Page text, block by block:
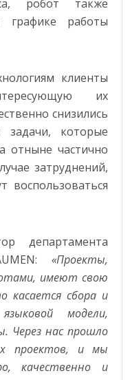
робот также
работы
клиенты
их
снизились
задачи, которые
отныне частично
затруднений,
воспользоваться
департамента
«Проекты,
имеют свою
касается сбора и
модели,
Через нас прошло
проектов, и мы
качественно и